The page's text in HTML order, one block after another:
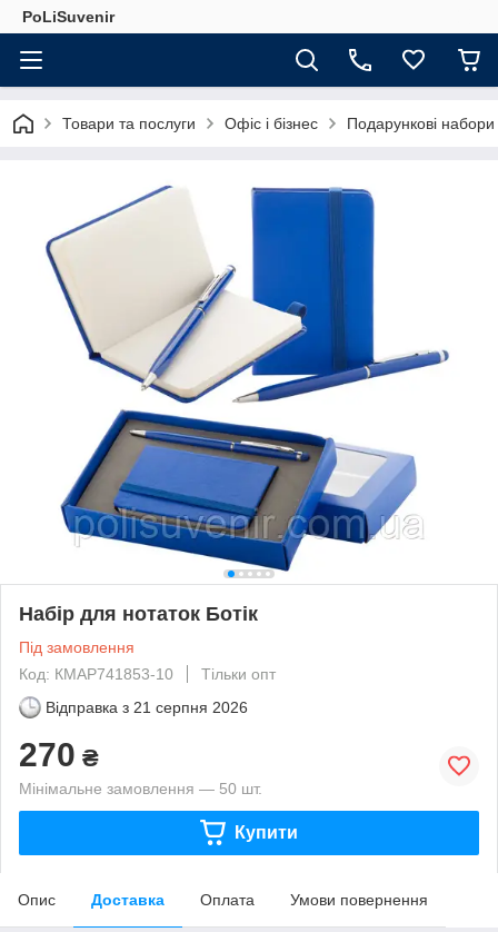
PoLiSuvenir
Товари та послуги Офіс і бізнес Подарункові набори
Набір для нотаток Ботік
Під замовлення
Код: КМAP741853-10
Тільки опт
Відправка з 21 серпня 2026
270 ₴
Мінімальне замовлення — 50 шт.
Купити
Опис Доставка Оплата Умови повернення